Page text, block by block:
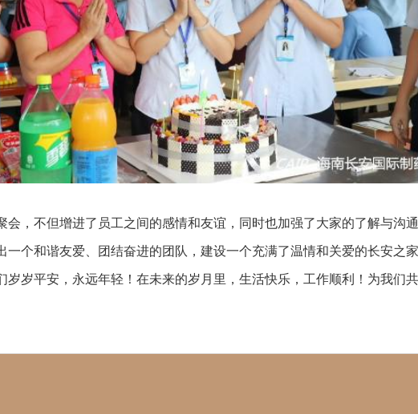
会，不但增进了员工之间的感情和友谊，同时也加强了大家的了解与沟
一个和谐友爱、团结奋进的团队，建设一个充满了温情和关爱的长安之
岁岁平安，永远年轻！在未来的岁月里，生活快乐，工作顺利！为我们